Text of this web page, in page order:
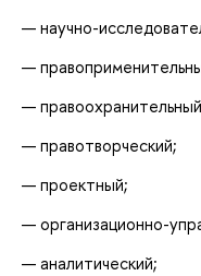
научно-
правотворческий;
проектный;
организационно-
аналитический;